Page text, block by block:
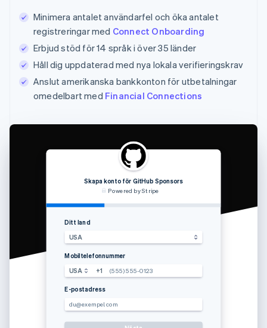
Minimera antalet användarfel och öka antalet
registreringar med Connect Onboarding
Erbjud stöd för 14 språk i över 35 länder
Håll dig uppdaterad med nya lokala verifieringskrav
Anslut amerikanska bankkonton för utbetalningar
omedelbart med Financial Connections
Skapa konto för GitHub Sponsors
Powered by Stripe
Ditt land
USA
Mobiltelefonnummer
USA
+1 (555) 555-0123
E-postadress
du@exempel.com